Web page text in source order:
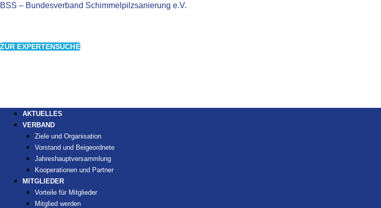
BSS – Bundesverband Schimmelpilzsanierung e.V.
ZUR EXPERTENSUCHE
AKTUELLES
VERBAND
Ziele und Organisation
Vorstand und Beigeordnete
Jahreshauptversammlung
Kooperationen und Partner
MITGLIEDER
Vorteile für Mitglieder
Mitglied werden